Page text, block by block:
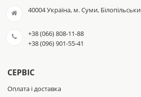
40004 Україна, м. Суми,
+38 (066) 808-11-88
+38 (096) 901-55-41
СЕРВІС
Оплата і доставка